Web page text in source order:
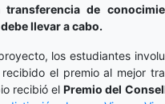
transferencia de
llevar a cabo.
los estudiantes
el premio al mejor
recibió elPremio del